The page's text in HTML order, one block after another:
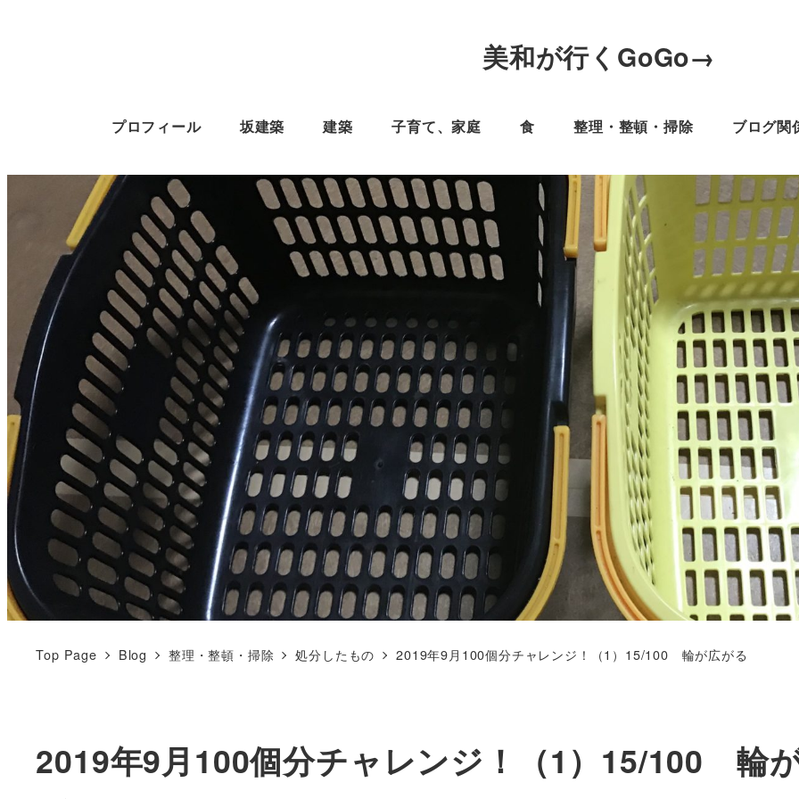
美和が行くGoGo→
プロフィール 坂建築 建築 子育て、家庭 食 整理・整頓・掃除 ブログ関
Top Page Blog 整理・整頓・掃除 処分したもの 2019年9月100個分チャレンジ！（1）15/100 輪が広がる
2019年9月100個分チャレンジ！（1）15/100 輪